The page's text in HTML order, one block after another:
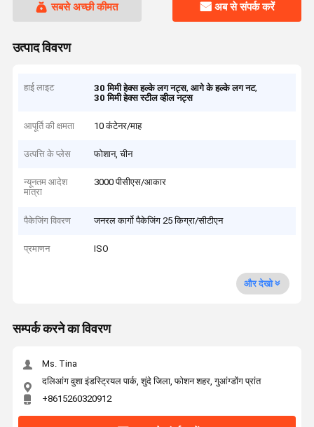
सबसे अच्छी कीमत अब से संपर्क करें
उत्पाद विवरण
हाई लाइट 30 मिमी हेक्स हल्के लग नट्स,आगे के हल्के लग नट,
30 मिमी हेक्स स्टील व्हील नट्स
आपूर्ति की क्षमता 10 कंटेनर/माह
उत्पत्ति के प्लेस फोशान, चीन
न्यूनतम आदेश
मात्रा
3000 पीसीएस/आकार
पैकेजिंग विवरण जनरल कार्गो पैकेजिंग 25 किग्रा/सीटीएन
प्रमाणन ISO
और देखो
सम्पर्क करने का विवरण
Ms. Tina
दलिआंग वुशा इंडस्ट्रियल पार्क, शुंदे जिला, फोशन शहर, गुआंग्डोंग प्रांत
+8615260320912